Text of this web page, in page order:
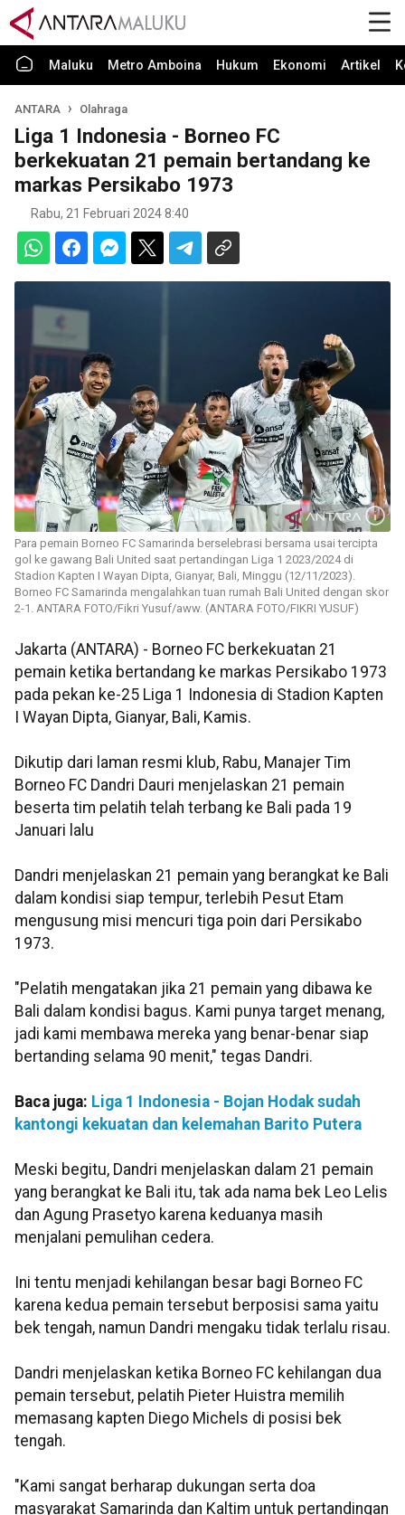
Maluku Metro Amboina Hukum Ekonomi Artikel
ANTARA Olahraga
Liga 1 Indonesia - Borneo FC
berkekuatan 21 pemain bertandang ke
markas Persikabo 1973
Rabu, 21 Februari 2024 8:40
Para pemain Borneo FC Samarinda berselebrasi bersama usai tercipta
gol ke gawang Bali United saat pertandingan Liga 1 2023/2024 di
Stadion Kapten I Wayan Dipta, Gianyar, Bali, Minggu (12/11/2023).
Borneo FC Samarinda mengalahkan tuan rumah Bali United dengan skor
2-1. ANTARA FOTO/Fikri Yusuf/aww. (ANTARA FOTO/FIKRI YUSUF)
Jakarta (ANTARA) - Borneo FC berkekuatan 21
pemain ketika bertandang ke markas Persikabo 1973
pada pekan ke-25 Liga 1 Indonesia di Stadion Kapten
I Wayan Dipta, Gianyar, Bali, Kamis.
Dikutip dari laman resmi klub, Rabu, Manajer Tim
Borneo FC Dandri Dauri menjelaskan 21 pemain
beserta tim pelatih telah terbang ke Bali pada 19
Januari lalu
Dandri menjelaskan 21 pemain yang berangkat ke Bali
dalam kondisi siap tempur, terlebih Pesut Etam
mengusung misi mencuri tiga poin dari Persikabo
1973.
"Pelatih mengatakan jika 21 pemain yang dibawa ke
Bali dalam kondisi bagus. Kami punya target menang,
jadi kami membawa mereka yang benar-benar siap
bertanding selama 90 menit," tegas Dandri.
Baca juga: Liga 1 Indonesia - Bojan Hodak sudah
kantongi kekuatan dan kelemahan Barito Putera
Meski begitu, Dandri menjelaskan dalam 21 pemain
yang berangkat ke Bali itu, tak ada nama bek Leo Lelis
dan Agung Prasetyo karena keduanya masih
menjalani pemulihan cedera.
Ini tentu menjadi kehilangan besar bagi Borneo FC
karena kedua pemain tersebut berposisi sama yaitu
bek tengah, namun Dandri mengaku tidak terlalu risau.
Dandri menjelaskan ketika Borneo FC kehilangan dua
pemain tersebut, pelatih Pieter Huistra memilih
memasang kapten Diego Michels di posisi bek
tengah.
"Kami sangat berharap dukungan serta doa
masyarakat Samarinda dan Kaltim untuk pertandingan